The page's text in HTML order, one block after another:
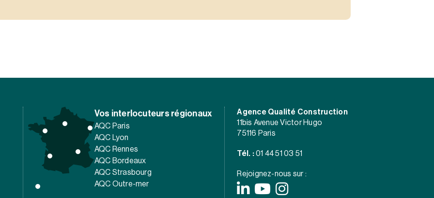
Vos interlocuteurs régionaux
AQC Paris
AQC Lyon
AQC Rennes
AQC Bordeaux
AQC Strasbourg
AQC Outre-mer
Agence Qualité Construction
11bis Avenue Victor Hugo
75116 Paris
Tél. : 01 44 51 03 51
Rejoignez-nous sur :